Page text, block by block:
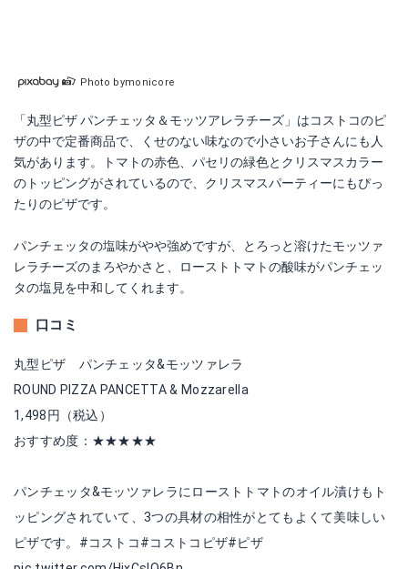
Photo bymonicore
「丸型ピザ パンチェッタ＆モッツアレラチーズ」はコストコのピ
ザの中で定番商品で、くせのない味なので小さいお子さんにも人
気があります。トマトの赤色、パセリの緑色とクリスマスカラー
のトッピングがされているので、クリスマスパーティーにもぴっ
たりのピザです。
パンチェッタの塩味がやや強めですが、とろっと溶けたモッツァ
レラチーズのまろやかさと、ローストトマトの酸味がパンチェッ
タの塩見を中和してくれます。
口コミ
丸型ピザ パンチェッタ&モッツァレラ
ROUND PIZZA PANCETTA & Mozzarella
1,498円（税込）
おすすめ度：★★★★★
パンチェッタ&モッツァレラにローストトマトのオイル漬けもト
ッピングされていて、3つの具材の相性がとてもよくて美味しい
ピザです。 #コストコ#コストコピザ#ピザ